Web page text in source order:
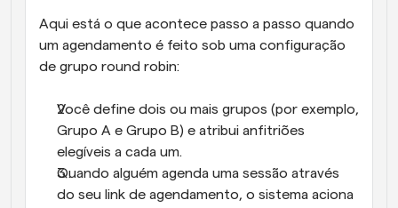
Aqui está o que acontece passo a passo quando
um agendamento é feito sob uma configuração
de grupo round robin:
Você define dois ou mais grupos (por exemplo,
Grupo A e Grupo B) e atribui anfitriões
elegíveis a cada um.
Quando alguém agenda uma sessão através
do seu link de agendamento, o sistema aciona